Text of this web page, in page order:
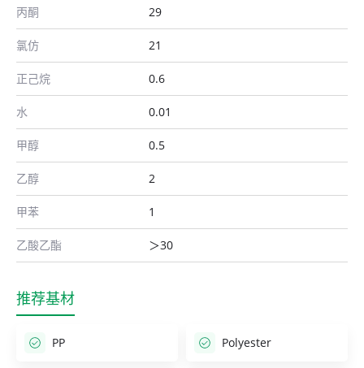
丙酮 29
氯仿 21
正己烷 0.6
水 0.01
甲醇 0.5
乙醇 2
甲苯 1
乙酸乙酯 ＞30
推荐基材
PP Polyester